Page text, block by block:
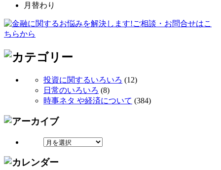
月替わり
投資に関するいろいろ (12)
日常のいろいろ (8)
時事ネタ や経済について (384)